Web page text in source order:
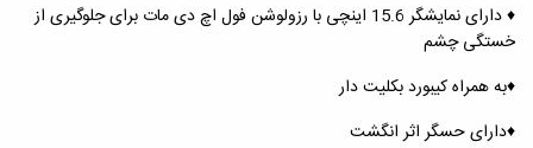
♦️ دارای نمایشگر 15.6 اینچی با رزولوشن فول اچ دی مات برای جلوگیری از
خستگی چشم
♦️به همراه کیبورد بکلیت دار
♦️دارای حسگر اثر انگشت